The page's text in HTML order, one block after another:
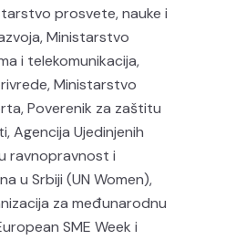
prosvete, nauke i
Ministarstvo
i telekomunikacija,
Ministarstvo
Poverenik za zaštitu
Agencija Ujedinjenih
ravnopravnost i
u Srbiji (UN Women),
za međunarodnu
SME Week i